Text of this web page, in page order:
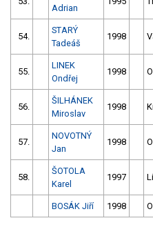
Adrian
54.
STARÝ
Tadeáš
1998
55.
LINEK
Ondřej
1998
56.
ŠILHÁNEK
Miroslav
1998
57.
NOVOTNÝ
Jan
1998
58.
ŠOTOLA
Karel
1997
BOSÁK Jiří 1998